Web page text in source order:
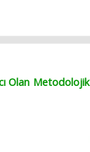
Olan Metodolojik